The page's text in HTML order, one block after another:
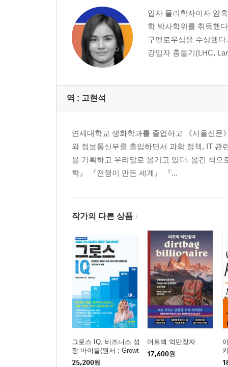
입자 물리학자이자 암
학 박사학위를 취득했
구펠로우십을 수상했
강입자 충돌기(LHC,
역 : 고현석
연세대학교 생화학과를 졸업하고 《서울신
와 정보통신부를 출입하면서 과학 정책, IT 관
을 기획하고 우리말로 옮기고 있다. 옮긴 책
학』 『전쟁이 만든 세계』 『...
작가의 다른 상품
그로스 IQ, 비즈니스 성
장 바이블(원서 : Growt
h IQ)
25,200원
더트백 억만장자
17,600원